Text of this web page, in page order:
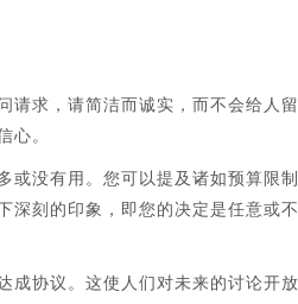
请求，请简洁而诚实，而不会给人
。
没有用。您可以提及诸如预算限制
深刻的印象，即您的决定是任意或
协议。这使人们对未来的讨论开放